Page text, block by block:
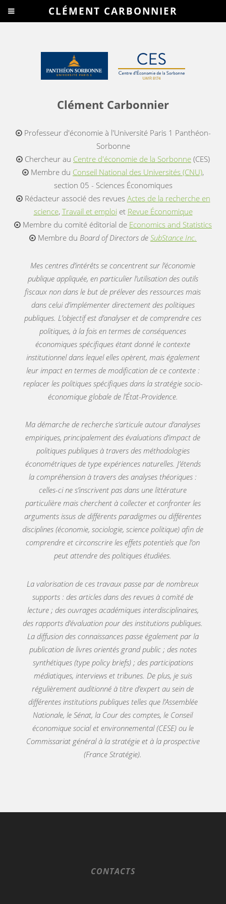
Clément Carbonnier
Professeur d'économie à l'Université Paris 1 Panthéon-
Sorbonne
Chercheur au Centre d'économie de la Sorbonne (CES)
Membre du Conseil National des Universités (CNU),
section 05 - Sciences Économiques
Rédacteur associé des revues Actes de la recherche en
science, Travail et emploi et Revue Économique
Membre du comité éditorial de Economics and Statistics
Membre du Board of Directors de SubStance Inc.
Mes centres d’intérêts se concentrent sur l’économie
publique appliquée, en particulier l’utilisation des outils
fiscaux non dans le but de prélever des ressources mais
dans celui d’implémenter directement des politiques
publiques. L’objectif est d’analyser et de comprendre ces
politiques, à la fois en termes de conséquences
économiques spécifiques étant donné le contexte
institutionnel dans lequel elles opèrent, mais également
leur impact en termes de modification de ce contexte :
replacer les politiques spécifiques dans la stratégie socio-
économique globale de l’État-Providence.
Ma démarche de recherche s’articule autour d’analyses
empiriques, principalement des évaluations d’impact de
politiques publiques à travers des méthodologies
économétriques de type expériences naturelles. J’étends
la compréhension à travers des analyses théoriques :
celles-ci ne s’inscrivent pas dans une littérature
particulière mais cherchent à collecter et confronter les
arguments issus de différents paradigmes ou différentes
disciplines (économie, sociologie, science politique) afin de
comprendre et circonscrire les effets potentiels que l’on
peut attendre des politiques étudiées.
La valorisation de ces travaux passe par de nombreux
supports : des articles dans des revues à comité de
lecture ; des ouvrages académiques interdisciplinaires,
des rapports d’évaluation pour des institutions publiques.
La diffusion des connaissances passe également par la
publication de livres orientés grand public ; des notes
synthétiques (type policy briefs) ; des participations
médiatiques, interviews et tribunes. De plus, je suis
régulièrement auditionné à titre d’expert au sein de
différentes institutions publiques telles que l’Assemblée
Nationale, le Sénat, la Cour des comptes, le Conseil
économique social et environnemental (CESE) ou le
Commissariat général à la stratégie et à la prospective
(France Stratégie).
CONTACTS
CLÉMENT CARBONNIER